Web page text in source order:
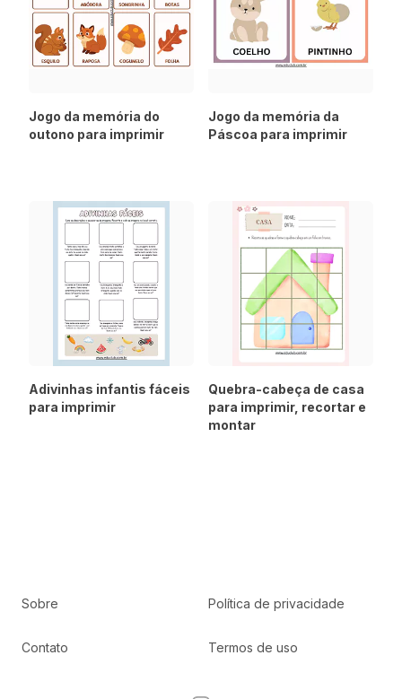
Jogo da memória do
outono para imprimir
Jogo da memória da
Páscoa para imprimir
Adivinhas infantis fáceis
para imprimir
Quebra-cabeça de casa
para imprimir, recortar e
montar
Sobre
Contato
Política de privacidade
Termos de uso